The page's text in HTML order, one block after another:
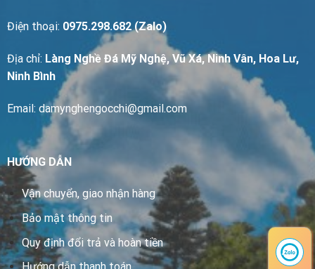
Điện thoại: 0975.298.682 (Zalo)
Địa chỉ: Làng Nghề Đá Mỹ Nghệ, Vũ Xá, Ninh Vân, Hoa Lư,
Ninh Bình
Email: damynghengocchi@gmail.com
HƯỚNG DẪN
Vận chuyển, giao nhận hàng
Bảo mật thông tin
Quy định đổi trả và hoàn tiền